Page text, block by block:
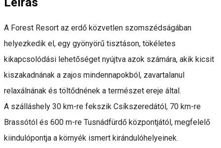
A Forest Resort az erdő közvetlen szomszédságában
helyezkedik el, egy gyönyörű tisztáson, tökéletes
kikapcsolódási lehetőséget nyújtva azok számára, akik kicsit
kiszakadnának a zajos mindennapokból, zavartalanul
relaxálnának és töltődnének a természet ereje által.
A szálláshely 30 km-re fekszik Csíkszeredától, 70 km-re
Brassótól és 600 m-re Tusnádfürdő központjától, megfelelő
kiindulópontja a környék ismert kirándulóhelyeinek.